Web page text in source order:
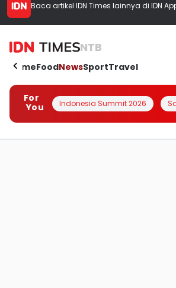
Baca artikel IDN Times lainnya di IDN
NTB
HomeFoodNewsSportTravel
For
You
Indonesia Summit 2026